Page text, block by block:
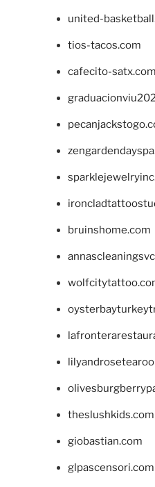
united-
tios-tacos.com
cafecito-satx.com
bruinshome.com
theslushkids.com
giobastian.com
glpascensori.com